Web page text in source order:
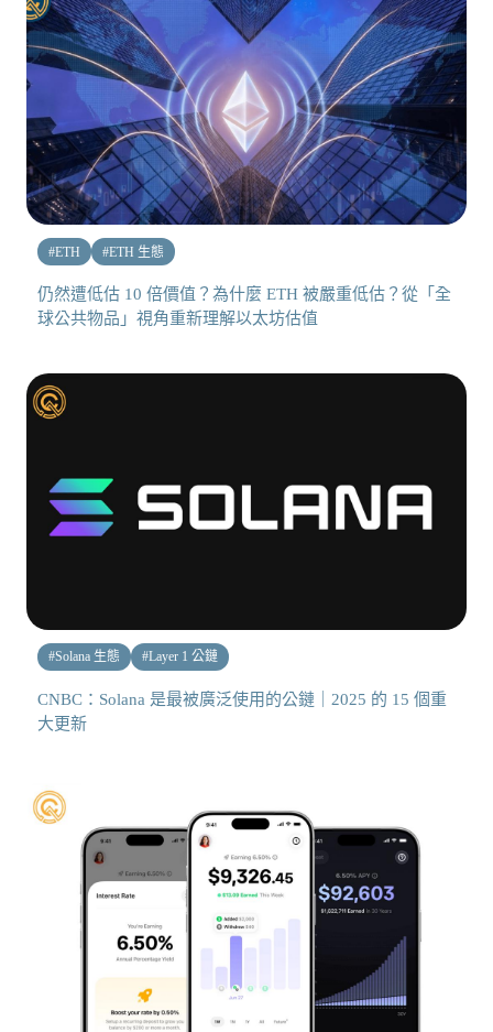
#ETH #ETH 生態
仍然遭低估 10 倍價值？為什麼 ETH 被嚴重低估？從「全
球公共物品」視角重新理解以太坊估值
#Solana 生態 #Layer 1 公鏈
CNBC：Solana 是最被廣泛使用的公鏈｜2025 的 15 個重
大更新